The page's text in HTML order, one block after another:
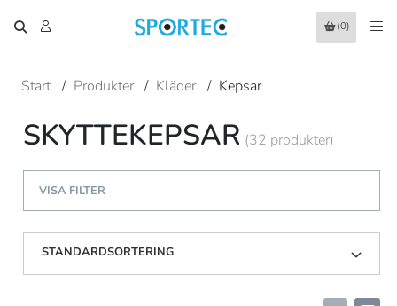
(0)
Start / Produkter / Kläder / Kepsar
SKYTTEKEPSAR (32 produkter)
VISA FILTER
STANDARDSORTERING